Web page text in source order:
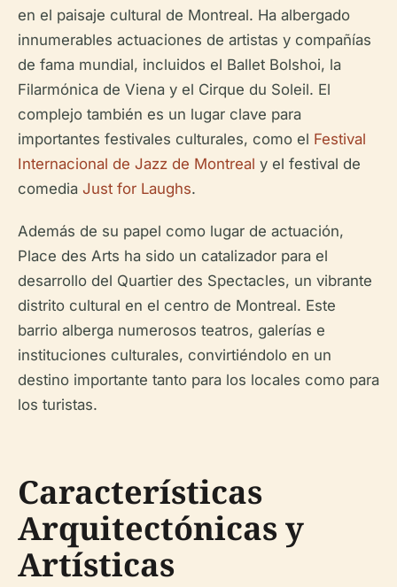
en el paisaje cultural de Montreal. Ha albergado
innumerables actuaciones de artistas y compañías
de fama mundial, incluidos el Ballet Bolshoi, la
Filarmónica de Viena y el Cirque du Soleil. El
complejo también es un lugar clave para
importantes festivales culturales, como el Festival
Internacional de Jazz de Montreal y el festival de
comedia Just for Laughs.
Además de su papel como lugar de actuación,
Place des Arts ha sido un catalizador para el
desarrollo del Quartier des Spectacles, un vibrante
distrito cultural en el centro de Montreal. Este
barrio alberga numerosos teatros, galerías e
instituciones culturales, convirtiéndolo en un
destino importante tanto para los locales como para
los turistas.
Características
Arquitectónicas y
Artísticas